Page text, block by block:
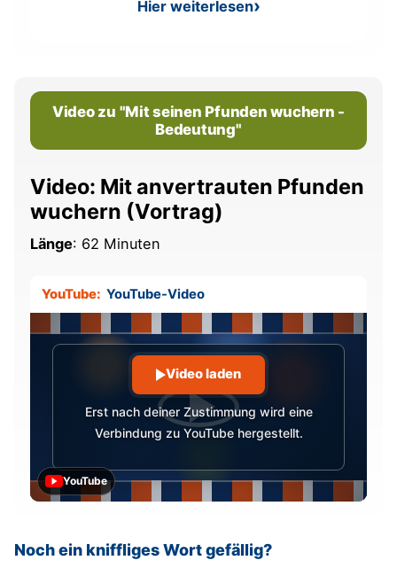
Hier weiterlesen: Traumberuf finden
Video zu "Mit seinen Pfunden wuchern -
Bedeutung"
Video: Mit anvertrauten Pfunden
wuchern (Vortrag)
Länge: 62 Minuten
YouTube: YouTube-Video
YouTube
Video laden
Erst nach deiner Zustimmung wird eine
Verbindung zu YouTube hergestellt.
Noch ein kniffliges Wort gefällig?